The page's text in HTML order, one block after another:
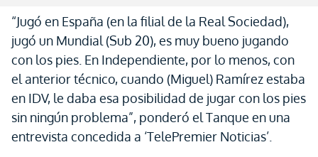
“Jugó en España (en la filial de la Real Sociedad),
jugó un Mundial (Sub 20), es muy bueno jugando
con los pies. En Independiente, por lo menos, con
el anterior técnico, cuando (Miguel) Ramírez estaba
en IDV, le daba esa posibilidad de jugar con los pies
sin ningún problema”, ponderó el Tanque en una
entrevista concedida a ‘TelePremier Noticias’.